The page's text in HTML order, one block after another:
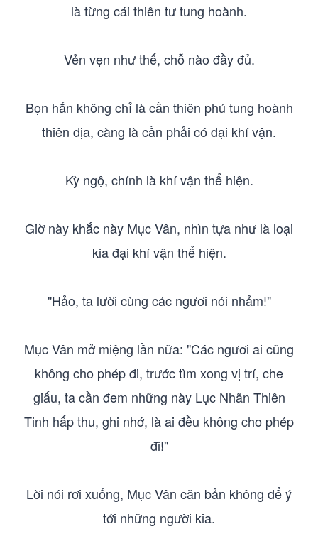
là từng cái thiên tư tung hoành.
Vẻn vẹn như thế, chỗ nào đầy đủ.
Bọn hắn không chỉ là cần thiên phú tung hoành
thiên địa, càng là cần phải có đại khí vận.
Kỳ ngộ, chính là khí vận thể hiện.
Giờ này khắc này Mục Vân, nhìn tựa như là loại
kia đại khí vận thể hiện.
"Hảo, ta lười cùng các ngươi nói nhảm!"
Mục Vân mở miệng lần nữa: "Các ngươi ai cũng
không cho phép đi, trước tìm xong vị trí, che
giấu, ta cần đem những này Lục Nhãn Thiên
Tinh hấp thu, ghi nhớ, là ai đều không cho phép
đi!"
Lời nói rơi xuống, Mục Vân căn bản không để ý
tới những người kia.